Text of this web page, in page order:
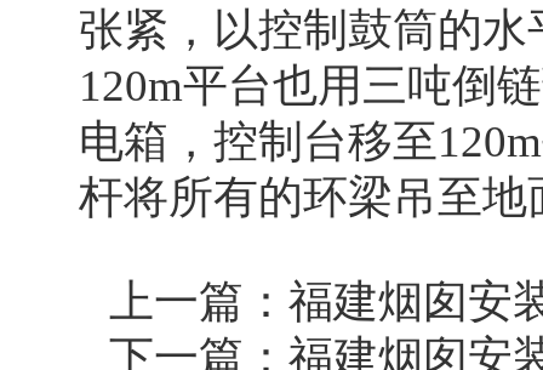
张紧，以控制鼓筒的
120m平台也用三吨
电箱，控制台移至
杆将所有的环梁吊至地
上一篇： 福建烟囱安
下一篇： 福建烟囱安